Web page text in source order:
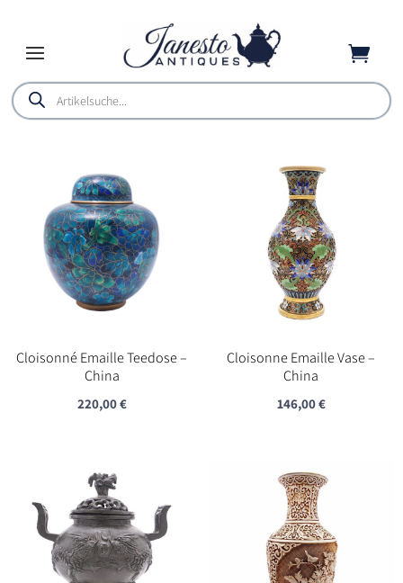

Products
search
Cloisonné Emaille Teedose –
China
220,00€
Cloisonne Emaille Vase –
China
146,00€